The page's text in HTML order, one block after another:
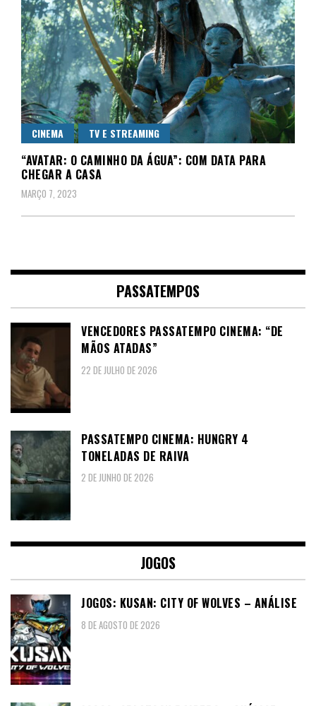
CINEMA TV E STREAMING
“AVATAR: O CAMINHO DA ÁGUA”: COM DATA PARA
CHEGAR A CASA
MARÇO 7, 2023
PASSATEMPOS
VENCEDORES PASSATEMPO CINEMA: “DE
MÃOS ATADAS”
22 DE JULHO DE 2026
PASSATEMPO CINEMA: HUNGRY 4
TONELADAS DE RAIVA
2 DE JUNHO DE 2026
JOGOS
JOGOS: KUSAN: CITY OF WOLVES – ANÁLISE
8 DE AGOSTO DE 2026